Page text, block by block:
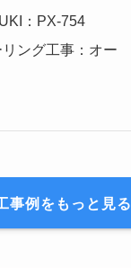
：PX-754
ング工事：オー
事例をもっと見る